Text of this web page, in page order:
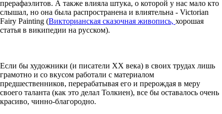
прерафаэлитов. А также влияла штука, о которой у нас мало кто
слышал, но она была распространена и влиятельна - Victorian
Fairy Painting (Викторианская сказочная живопись, хорошая
статья в википедии на русском).
Если бы художники (и писатели ХХ века) в своих трудах лишь
грамотно и со вкусом работали с материалом
предшественников, перерабатывая его и прерождая в меру
своего таланта (как это делал Толкиен), все бы оставалось очень
красиво, чинно-благородно.